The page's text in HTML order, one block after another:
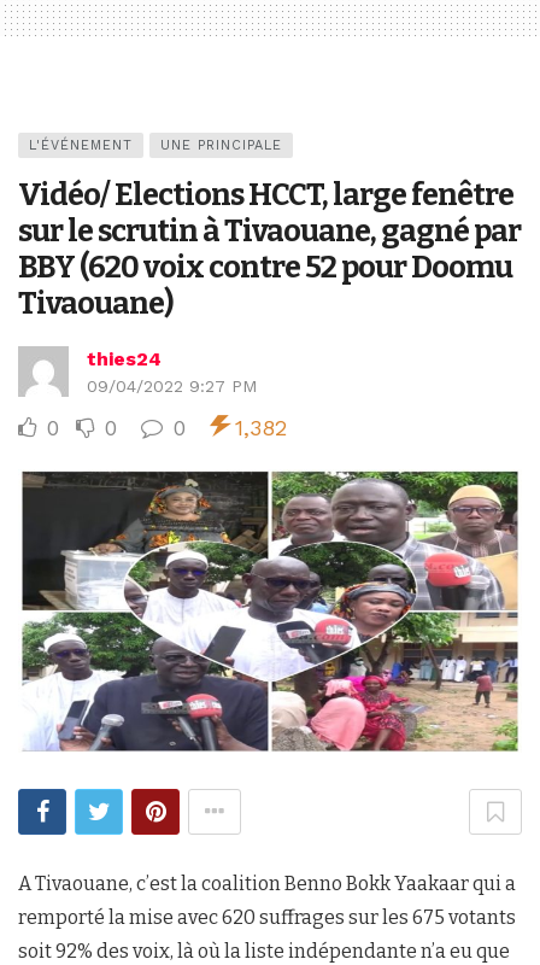
L'ÉVÉNEMENT UNE PRINCIPALE
Vidéo/ Elections HCCT, large fenêtre
sur le scrutin à Tivaouane, gagné par
BBY (620 voix contre 52 pour Doomu
Tivaouane)
thies24
09/04/2022 9:27 PM
0 0 0 1,382
A Tivaouane, c’est la coalition Benno Bokk Yaakaar qui a
remporté la mise avec 620 suffrages sur les 675 votants
soit 92% des voix, là où la liste indépendante n’a eu que